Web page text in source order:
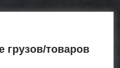
грузов/товаров